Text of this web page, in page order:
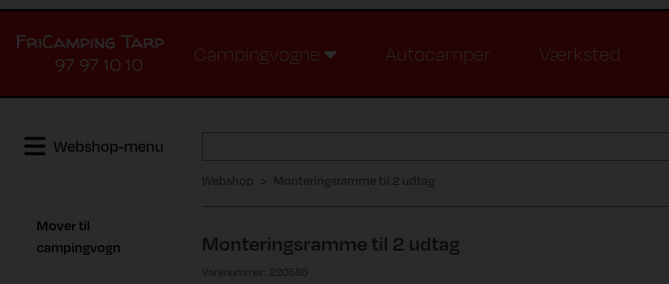
97 97 10 10
Campingvogne Autocamper Værksted
Webshop-menu
Webshop Monteringsramme til 2 udtag
Mover til
campingvogn
Monteringsramme til 2 udtag
Varenummer: 220586